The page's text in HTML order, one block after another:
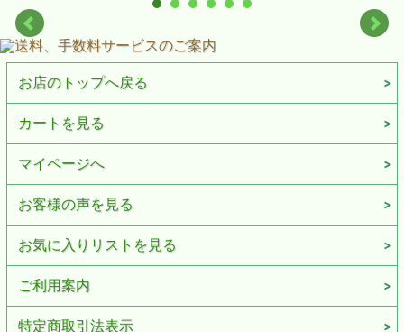
お店のトップへ戻る
カートを見る
マイページへ
お客様の声を見る
お気に入りリストを見る
ご利用案内
特定商取引法表示